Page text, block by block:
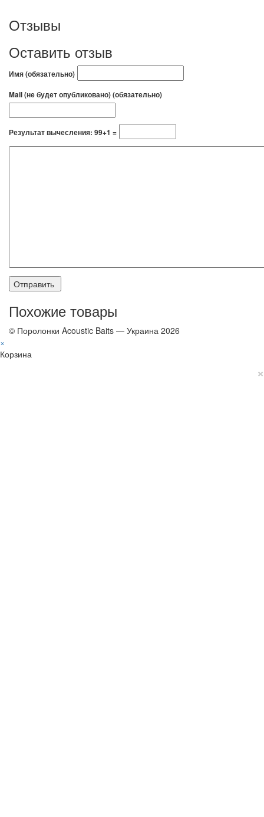
Отзывы
Оставить отзыв
Имя (обязательно)
Mail (не будет опубликовано) (обязательно)
Результат вычесления: 99+1 =
Похожие товары
© Поролонки Acoustic Baits — Украина 2026
×
Корзина
×